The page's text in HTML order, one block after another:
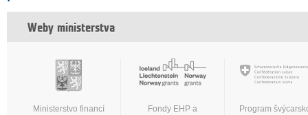
Weby ministerstva
Ministerstvo financí
Fondy EHP a
Program